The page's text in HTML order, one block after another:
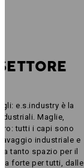
e.s.industry è la
Maglie,
tutti i capi sono
industriale e
tanto spazio per il
forte per tutti, dalle